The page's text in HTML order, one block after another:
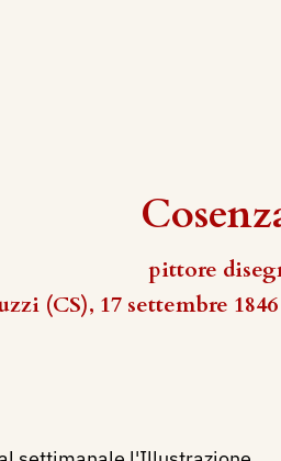
pittore
(CS), 17 settembre